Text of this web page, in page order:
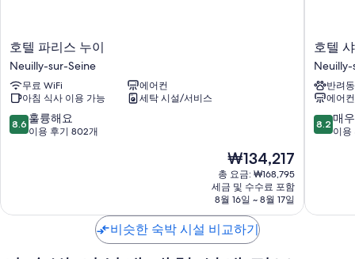
습니다.
무료 세면용품 및 헤어드라이어
108cm 평면 TV - 스트리밍 서비스 및 프리미엄 TV 채널 이용 가능
옷장 또는 벽장, 유아용 의자 및 커피/티 메이커
호
텔
파
리
스
누
이
호텔 파리스 누이
Neuilly-sur-Seine
무료 WiFi
에어컨
아침 식사 이용 가능
세탁 시설/서비스
10
점
훌
8.6 훌륭해요
이용 후기 802개
현
재
요
금
₩134,217
₩134,217
총 요금: ₩168,795
세금 및 수수료 포함
8월 16일 ~ 8월 17일
호
텔
샤
를
마
뉴
Neuilly-
호텔
반려
에어컨
10
점
매
8.2 매
이용
비슷한 숙박 시설 비교하기